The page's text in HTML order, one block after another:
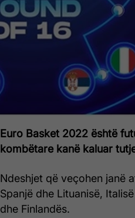
Euro Basket 2022 është
kombëtare kanë kaluar
Ndeshjet që veçohen janë
Spanjë dhe Lituanisë,
dhe Finlandës.